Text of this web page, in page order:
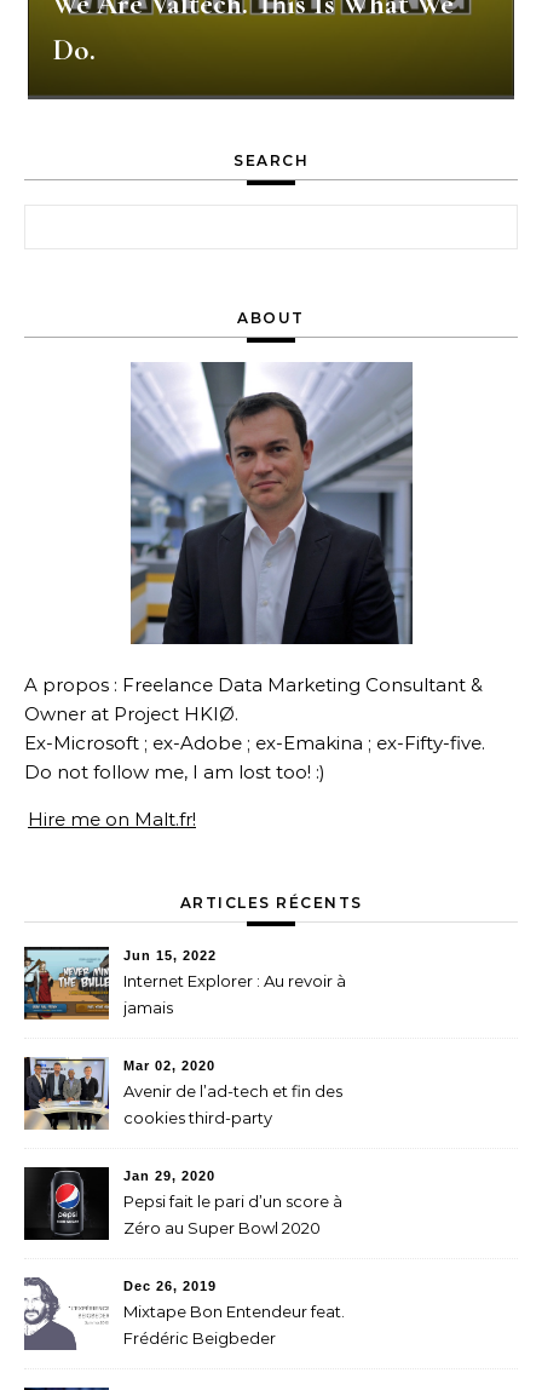
Do.
SEARCH
ABOUT
A propos : Freelance Data Marketing Consultant &
Owner at Project HKIØ.
Ex-Microsoft ; ex-Adobe ; ex-Emakina ; ex-Fifty-five.
Do not follow me, I am lost too! :)
Hire me on Malt.fr!
ARTICLES RÉCENTS
Jun 15, 2022
Internet Explorer : Au revoir à
jamais
Mar 02, 2020
Avenir de l’ad-tech et fin des
cookies third-party
Jan 29, 2020
Pepsi fait le pari d’un score à
Zéro au Super Bowl 2020
Dec 26, 2019
Mixtape Bon Entendeur feat.
Frédéric Beigbeder